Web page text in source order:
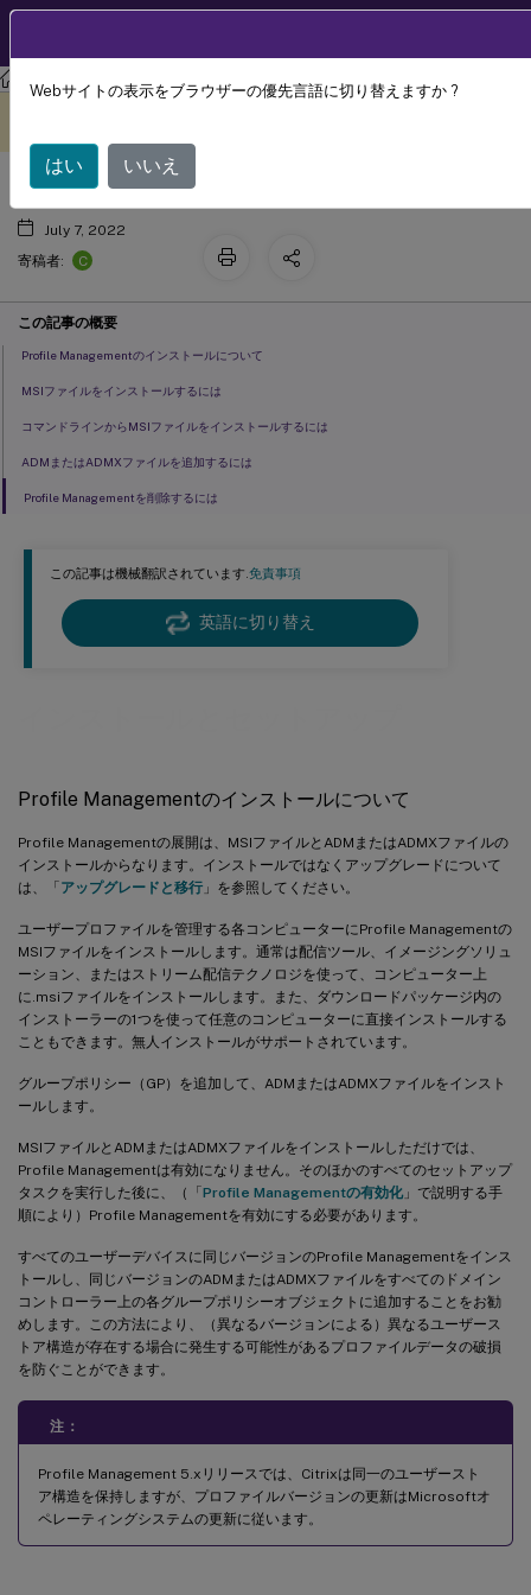
Profile Management Profile Management 2203
この記事は機械翻訳されています.免責事項
英語に切り替え
Profile Managementのインストールについて
Profile Managementの展開は、MSIファイルとADMまたはADMXファイルの
インストールからなります。インストールではなくアップグレードについて
は、「アップグレードと移行 」を参照してください。
ユーザープロファイルを管理する各コンピューターにProfile Managementの
MSIファイルをインストールします。通常は配信ツール、イメージングソリュ
ーション、またはストリーム配信テクノロジを使って、コンピューター上
に.msiファイルをインストールします。また、ダウンロードパッケージ内の
インストーラーの1つを使って任意のコンピューターに直接インストールする
こともできます。無人インストールがサポートされています。
グループポリシー（GP）を追加して、ADMまたはADMXファイルをインスト
ールします。
MSIファイルとADMまたはADMXファイルをインストールしただけでは、
Profile Managementは有効になりません。そのほかのすべてのセットアップ
タスクを実行した後に、（「Profile Managementの有効化」で説明する手
順により）Profile Managementを有効にする必要があります。
すべてのユーザーデバイスに同じバージョンのProfile Managementをインス
トールし、同じバージョンのADMまたはADMXファイルをすべてのドメイン
コントローラー上の各グループポリシーオブジェクトに追加することをお勧
めします。この方法により、（異なるバージョンによる）異なるユーザース
トア構造が存在する場合に発生する可能性があるプロファイルデータの破損
を防ぐことができます。
注：
Profile Management 5.xリリースでは、Citrixは同一のユーザースト
ア構造を保持しますが、プロファイルバージョンの更新はMicrosoftオ
ペレーティングシステムの更新に従います。
インストールとセットアップ
July 7, 2022
寄稿者:
C
この記事の概要
Profile Managementのインストールについて
MSIファイルをインストールするには
コマンドラインからMSIファイルをインストールするには
ADMまたはADMXファイルを追加するには
Profile Managementを削除するには
Webサイトの表示をブラウザーの優先言語に切り替えますか ?
はい いいえ